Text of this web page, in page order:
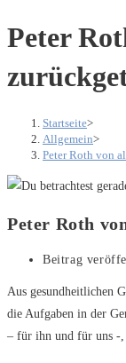
Peter
Startseite>
Allgemein>
Peter Roth von
Peter Roth
Beitrag
Aus gesundheitlichen
die Aufgaben in der
– für ihn und für uns -,